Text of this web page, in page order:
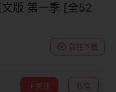
版 第一季 [全52
前往下载
关注 私信